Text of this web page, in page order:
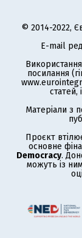
© 2014-2022,
E-mail
посилання
статей,
Матеріали з
Проєкт
основне
Democracy.
можуть із